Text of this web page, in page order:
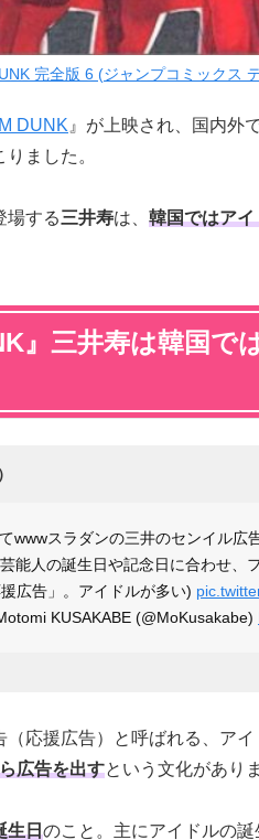
完全版 6 (ジャンプコミックス
DUNK 』が上映され、国内外
ました。
場する三井寿は、 韓国ではア
』 三井寿は韓国で
wwwスラダンの三井のセンイル広
能人の誕生日や記念日に合わせ、
広告」。アイドルが多い)
KUSAKABE (@MoKusakabe)
（応援広告）と呼ばれる、ア
広告を出すという文化があり
生日のこと。主にアイドルの